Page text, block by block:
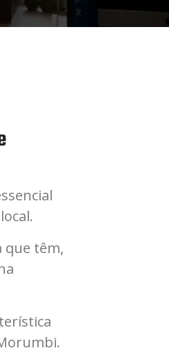
que têm,